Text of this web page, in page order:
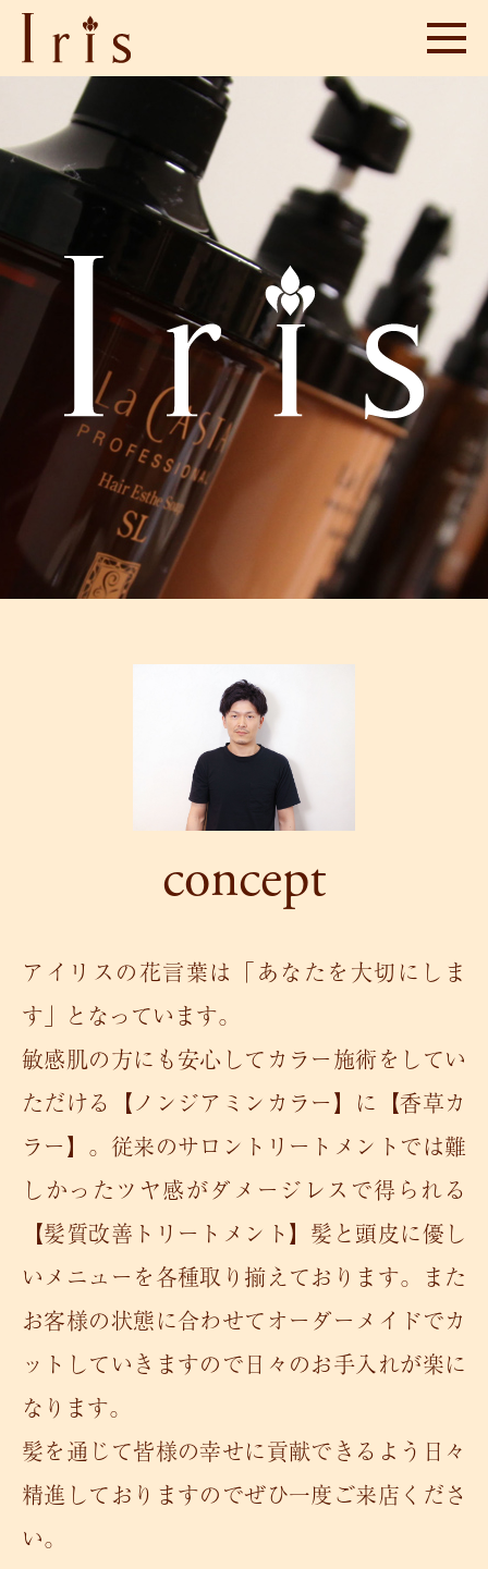
concept
アイリスの花言葉は「あなたを大切にしま
す」となっています。
敏感肌の方にも安心してカラー施術をしてい
ただける【ノンジアミンカラー】に【香草カ
ラー】。従来のサロントリートメントでは難
しかったツヤ感がダメージレスで得られる
【髪質改善トリートメント】髪と頭皮に優し
いメニューを各種取り揃えております。また
お客様の状態に合わせてオーダーメイドでカ
ットしていきますので日々のお手入れが楽に
なります。
髪を通じて皆様の幸せに貢献できるよう日々
精進しておりますのでぜひ一度ご来店くださ
い。